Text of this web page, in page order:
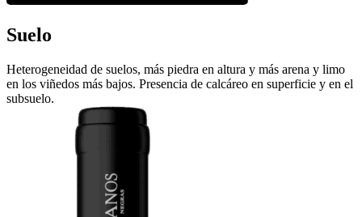
Suelo
Heterogeneidad de suelos, más piedra en altura y más arena y limo
en los viñedos más bajos. Presencia de calcáreo en superficie y en el
subsuelo.